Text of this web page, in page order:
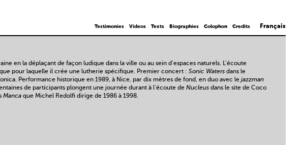
Testimonies Videos Texts Biographies Colophon Credits Français
en la déplaçant de façon ludique dans la ville ou au sein d’espaces naturels. L’écoute
pour laquelle il crée une lutherie spécifique. Premier concert :Sonic Waters dans le
Performance historique en 1989, à Nice, par dix mètres de fond, en duo avec lejazzman
de participants plongent une journée durant à l’écoute deNucleus dans le site de Coco
Manca que Michel Redolfi dirige de 1986 à 1998.